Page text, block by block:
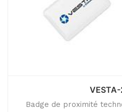
Badge de proximité